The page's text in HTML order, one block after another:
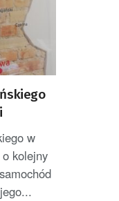
w
kolejny